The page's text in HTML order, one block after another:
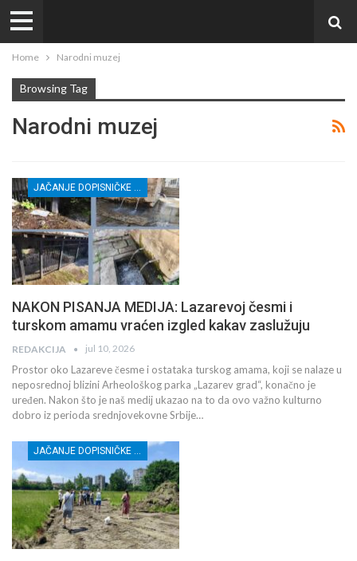
Home Narodni muzej
Browsing Tag
Narodni muzej
JAČANJE DOPISNIČKE MREŽE NEZAVISNIH MEDIJA U RASINSKOM OKRUGU
NAKON PISANJA MEDIJA: Lazarevoj česmi i
turskom amamu vraćen izgled kakav zaslužuju
REDAKCIJA jul 10, 2026
Prostor oko Lazareve česme i ostataka turskog amama, koji se nalaze u
neposrednoj blizini Arheološkog parka „Lazarev grad“, konačno je
uređen. Nakon što je naš medij ukazao na to da ovo važno kulturno
dobro iz perioda srednjovekovne Srbije…
JAČANJE DOPISNIČKE MREŽE NEZAVISNIH MEDIJA U RASINSKOM OKRUGU